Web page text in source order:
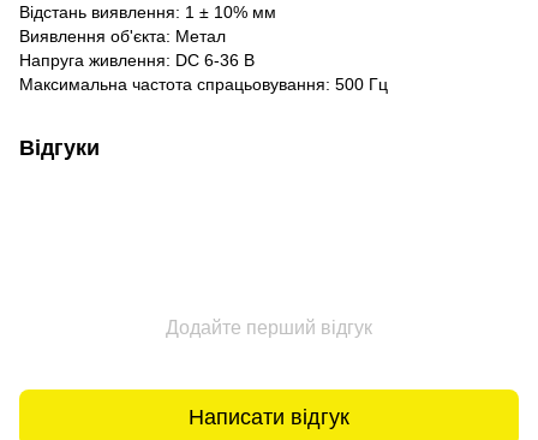
Відстань виявлення: 1 ± 10% мм
Виявлення об'єкта: Метал
Напруга живлення: DC 6-36 В
Максимальна частота спрацьовування: 500 Гц
Відгуки
Додайте перший відгук
Написати відгук